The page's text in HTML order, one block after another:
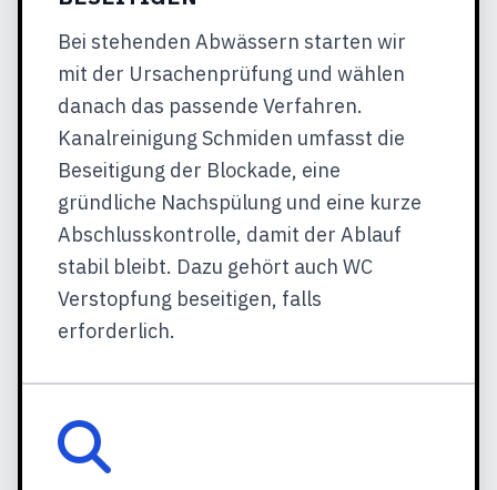
Bei stehenden Abwässern starten wir
mit der Ursachenprüfung und wählen
danach das passende Verfahren.
Kanalreinigung Schmiden umfasst die
Beseitigung der Blockade, eine
gründliche Nachspülung und eine kurze
Abschlusskontrolle, damit der Ablauf
stabil bleibt. Dazu gehört auch WC
Verstopfung beseitigen, falls
erforderlich.